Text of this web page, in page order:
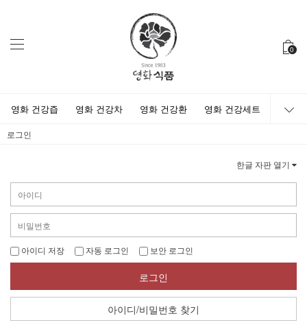
0
영화 건강즙 영화 건강차 영화 건강환 영화 건강세트
로그인
한글 자판 열기
아이디 저장 자동 로그인 보안 로그인
로그인
아이디/비밀번호 찾기